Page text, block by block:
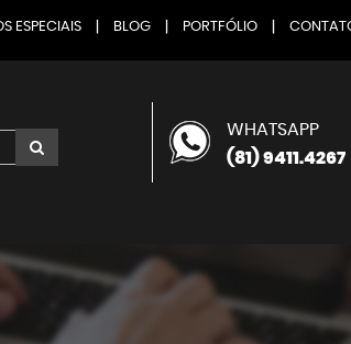
ESPECIAIS BLOG PORTFÓLIO CONTATO
WHATSAPP
(81) 9411.4267